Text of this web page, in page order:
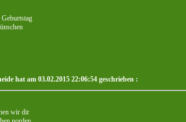
hat am 03.02.2015 22:06:54 geschrieben :
wir dir